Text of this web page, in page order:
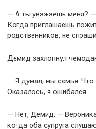
— А ты уважаешь меня? —
Когда приглашаешь
родственников, не
Демид захлопнул
— Я думал, мы семья. Что
Оказалось, я ошибался.
— Нет, Демид, —
когда оба супруга